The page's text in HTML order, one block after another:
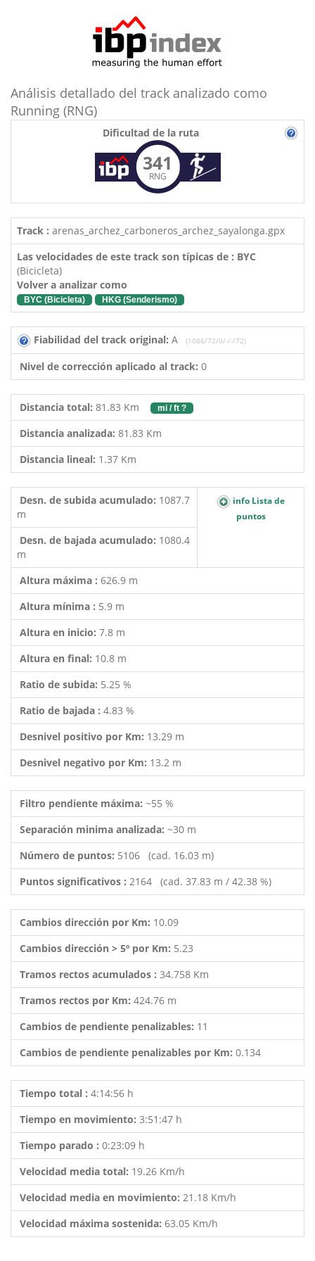
Análisis detallado del track analizado como
Running (RNG)
Dificultad de la ruta
341
RNG
Track : arenas_archez_carboneros_archez_sayalonga.gpx
Las velocidades de este track son típicas de : BYC
(Bicicleta)
Volver a analizar como
BYC (Bicicleta) HKG (Senderismo)
Fiabilidad del track original: A (1086/72/0/-/-/72)
Nivel de corrección aplicado al track: 0
Distancia total: 81.83 Km mi / ft ?
Distancia analizada: 81.83 Km
Distancia lineal: 1.37 Km
Desn. de subida acumulado: 1087.7
m
info Lista de
puntos
Desn. de bajada acumulado: 1080.4
m
Altura máxima : 626.9 m
Altura mínima : 5.9 m
Altura en inicio: 7.8 m
Altura en final: 10.8 m
Ratio de subida: 5.25 %
Ratio de bajada : 4.83 %
Desnivel positivo por Km: 13.29 m
Desnivel negativo por Km: 13.2 m
Filtro pendiente máxima: ~55 %
Separación minima analizada: ~30 m
Número de puntos: 5106 (cad. 16.03 m)
Puntos significativos : 2164 (cad. 37.83 m / 42.38 %)
Cambios dirección por Km: 10.09
Cambios dirección > 5º por Km: 5.23
Tramos rectos acumulados : 34.758 Km
Tramos rectos por Km: 424.76 m
Cambios de pendiente penalizables: 11
Cambios de pendiente penalizables por Km: 0.134
Tiempo total : 4:14:56 h
Tiempo en movimiento: 3:51:47 h
Tiempo parado : 0:23:09 h
Velocidad media total: 19.26 Km/h
Velocidad media en movimiento: 21.18 Km/h
Velocidad máxima sostenida: 63.05 Km/h